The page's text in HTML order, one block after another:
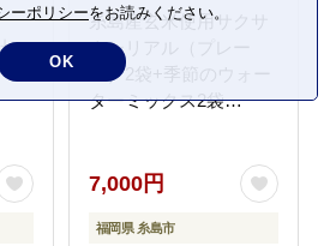
糸島産玄米使用サクサ
クシリアル（プレー
ン）2袋+季節のウォー
ターミックス2袋
7,000円
福岡県 糸島市
ーポリシーをお読みください。
OK